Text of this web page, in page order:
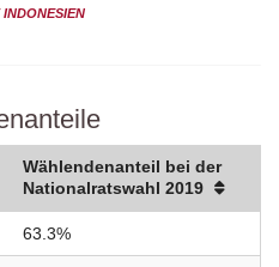
Wählendenanteil bei der
Nationalratswahl 2019
63.3%